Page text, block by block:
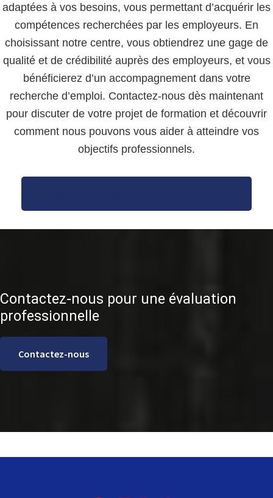
adaptées à vos besoins, vous permettant d’acquérir les
compétences recherchées par les employeurs. En
choisissant notre centre, vous obtiendrez une gage de
qualité et de crédibilité auprès des employeurs, et vous
bénéficierez d’un accompagnement dans votre
recherche d’emploi. Contactez-nous dès maintenant
pour discuter de votre projet de formation et découvrir
comment nous pouvons vous aider à atteindre vos
objectifs professionnels.
Contactez-nous pour une évaluation
professionnelle
Contactez-nous